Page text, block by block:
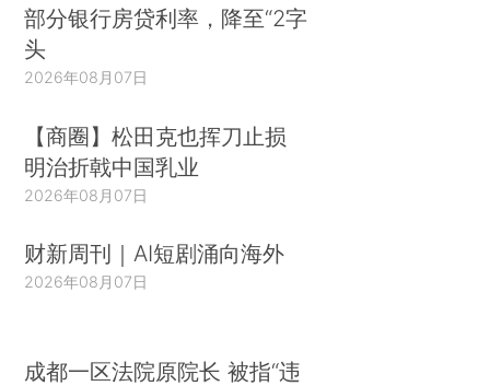
部分银行房贷利率，降至“2字
头
2026年08月07日
【商圈】松田克也挥刀止损
明治折戟中国乳业
2026年08月07日
财新周刊｜AI短剧涌向海外
2026年08月07日
成都一区法院原院长 被指“违